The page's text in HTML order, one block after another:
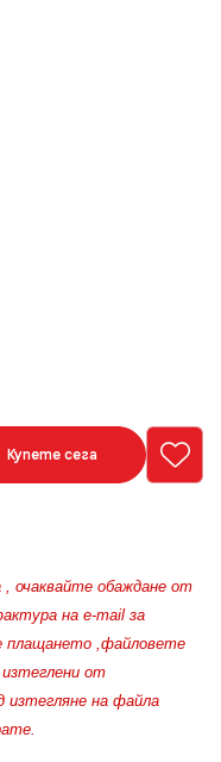
Купете сега
, очаквайте обаждане от
на e-mail за
плащането ,файловете
от
изтегляне на файла